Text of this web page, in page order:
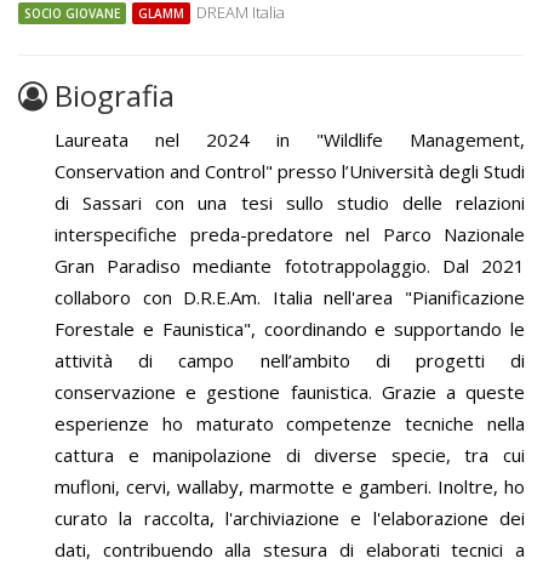
SOCIO GIOVANE GLAMM DREAM Italia
Biografia
Laureata nel 2024 in "Wildlife Management,
Conservation and Control" presso l’Università degli Studi
di Sassari con una tesi sullo studio delle relazioni
interspecifiche preda-predatore nel Parco Nazionale
Gran Paradiso mediante fototrappolaggio. Dal 2021
collaboro con D.R.E.Am. Italia nell'area "Pianificazione
Forestale e Faunistica", coordinando e supportando le
attività di campo nell’ambito di progetti di
conservazione e gestione faunistica. Grazie a queste
esperienze ho maturato competenze tecniche nella
cattura e manipolazione di diverse specie, tra cui
mufloni, cervi, wallaby, marmotte e gamberi. Inoltre, ho
curato la raccolta, l'archiviazione e l'elaborazione dei
dati, contribuendo alla stesura di elaborati tecnici a